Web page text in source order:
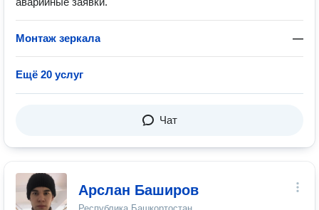
Монтаж зеркала —
Ещё 20 услуг
Чат
Арслан Баширов